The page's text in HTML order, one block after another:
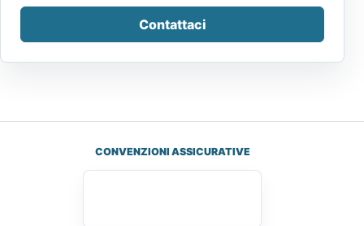
Contattaci
CONVENZIONI ASSICURATIVE